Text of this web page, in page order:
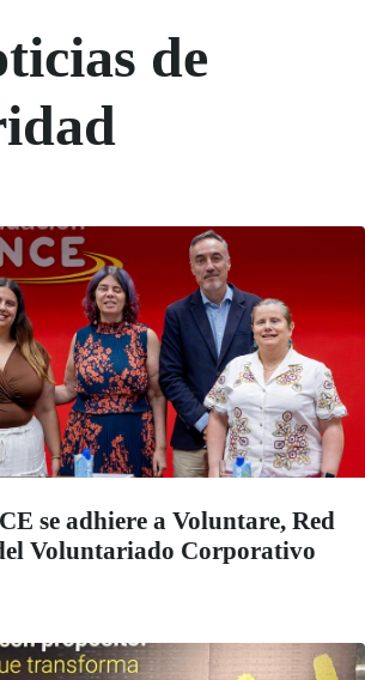
de
se adhiere a Voluntare, Red
Voluntariado Corporativo